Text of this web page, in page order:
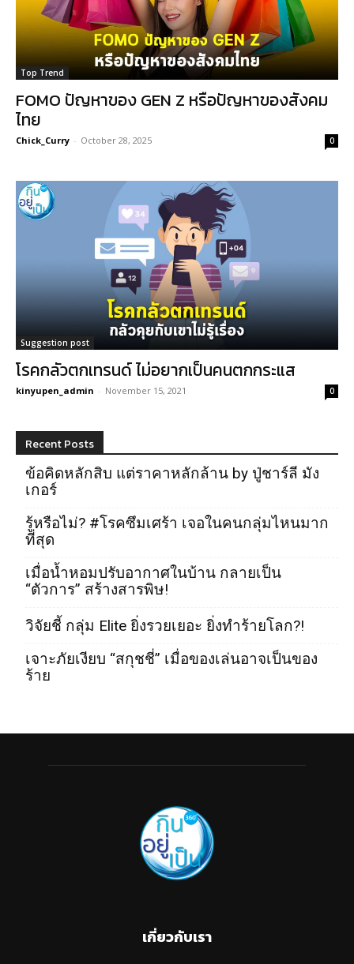
Top Trend
FOMO ปัญหาของ GEN Z หรือปัญหาของสังคม
ไทย
Chick_Curry - October 28, 2025 0
Suggestion post
โรคกลัวตกเทรนด์ ไม่อยากเป็นคนตกกระแส
kinyupen_admin - November 15, 2021 0
Recent Posts
ข้อคิดหลักสิบ แต่ราคาหลักล้าน by ปู่ชาร์ลี มัง
เกอร์
รู้หรือไม่? #โรคซึมเศร้า เจอในคนกลุ่มไหนมาก
ที่สุด
เมื่อน้ำหอมปรับอากาศในบ้าน กลายเป็น
“ตัวการ” สร้างสารพิษ!
วิจัยชี้ กลุ่ม Elite ยิ่งรวยเยอะ ยิ่งทำร้ายโลก?!
เจาะภัยเงียบ “สกุชชี่” เมื่อของเล่นอาจเป็นของ
ร้าย
เกี่ยวกับเรา